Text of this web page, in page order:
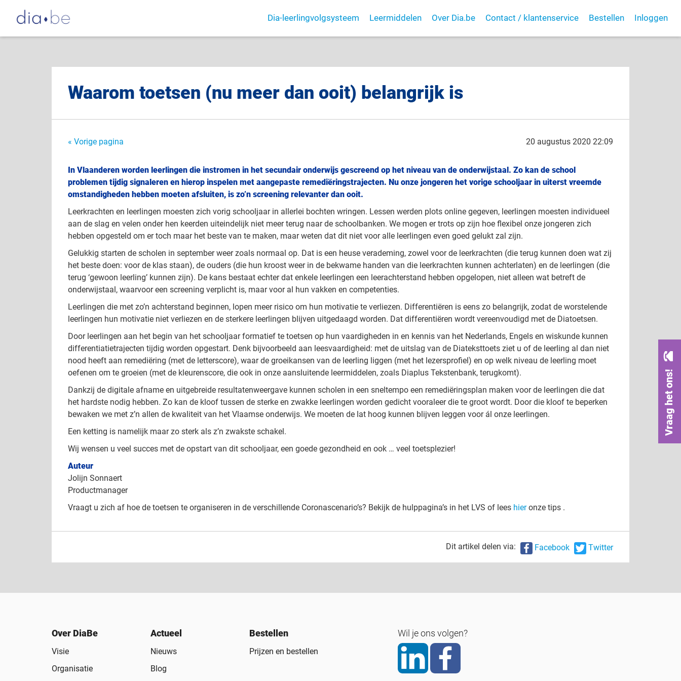
Dia-leerlingvolgsysteem Leermiddelen Over Dia.be Contact / klantenservice Bestellen Inloggen
Waarom toetsen (nu meer dan ooit) belangrijk is
« Vorige pagina 20 augustus 2020 22:09
In Vlaanderen worden leerlingen die instromen in het secundair onderwijs gescreend op het niveau van de onderwijstaal. Zo kan de school
problemen tijdig signaleren en hierop inspelen met aangepaste remediëringstrajecten. Nu onze jongeren het vorige schooljaar in uiterst vreemde
omstandigheden hebben moeten afsluiten, is zo’n screening relevanter dan ooit.
Leerkrachten en leerlingen moesten zich vorig schooljaar in allerlei bochten wringen. Lessen werden plots online gegeven, leerlingen moesten individueel
aan de slag en velen onder hen keerden uiteindelijk niet meer terug naar de schoolbanken. We mogen er trots op zijn hoe flexibel onze jongeren zich
hebben opgesteld om er toch maar het beste van te maken, maar weten dat dit niet voor alle leerlingen even goed gelukt zal zijn.
Gelukkig starten de scholen in september weer zoals normaal op. Dat is een heuse verademing, zowel voor de leerkrachten (die terug kunnen doen wat zij
het beste doen: voor de klas staan), de ouders (die hun kroost weer in de bekwame handen van die leerkrachten kunnen achterlaten) en de leerlingen (die
terug ‘gewoon leerling’ kunnen zijn). De kans bestaat echter dat enkele leerlingen een leerachterstand hebben opgelopen, niet alleen wat betreft de
onderwijstaal, waarvoor een screening verplicht is, maar voor al hun vakken en competenties.
Leerlingen die met zo’n achterstand beginnen, lopen meer risico om hun motivatie te verliezen. Differentiëren is eens zo belangrijk, zodat de worstelende
leerlingen hun motivatie niet verliezen en de sterkere leerlingen blijven uitgedaagd worden. Dat differentiëren wordt vereenvoudigd met de Diatoetsen.
Door leerlingen aan het begin van het schooljaar formatief te toetsen op hun vaardigheden in en kennis van het Nederlands, Engels en wiskunde kunnen
differentiatietrajecten tijdig worden opgestart. Denk bijvoorbeeld aan leesvaardigheid: met de uitslag van de Diateksttoets ziet u of de leerling al dan niet
nood heeft aan remediëring (met de letterscore), waar de groeikansen van de leerling liggen (met het lezersprofiel) en op welk niveau de leerling moet
oefenen om te groeien (met de kleurenscore, die ook in onze aansluitende leermiddelen, zoals Diaplus Tekstenbank, terugkomt).
Dankzij de digitale afname en uitgebreide resultatenweergave kunnen scholen in een sneltempo een remediëringsplan maken voor de leerlingen die dat
het hardste nodig hebben. Zo kan de kloof tussen de sterke en zwakke leerlingen worden gedicht vooraleer die te groot wordt. Door die kloof te beperken
bewaken we met z’n allen de kwaliteit van het Vlaamse onderwijs. We moeten de lat hoog kunnen blijven leggen voor ál onze leerlingen.
Een ketting is namelijk maar zo sterk als z’n zwakste schakel.
Wij wensen u veel succes met de opstart van dit schooljaar, een goede gezondheid en ook … veel toetsplezier!
Auteur
Jolijn Sonnaert
Productmanager
Vraagt u zich af hoe de toetsen te organiseren in de verschillende Coronascenario’s? Bekijk de hulppagina’s in het LVS of lees hieronze tips .
Dit artikel delen via: Facebook Twitter
Over DiaBe
Visie
Organisatie
Actueel
Nieuws
Blog
Bestellen
Prijzen en bestellen
Wil je ons volgen?
Vraag het ons!